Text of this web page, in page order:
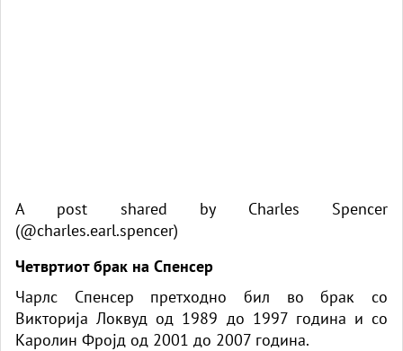
A post shared by Charles Spencer
(@charles.earl.spencer)
Четвртиот брак на Спенсер
Чарлс Спенсер претходно бил во брак со
Викторија Локвуд од 1989 до 1997 година и со
Каролин Фројд од 2001 до 2007 година.